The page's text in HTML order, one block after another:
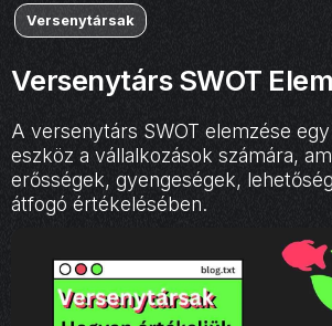
Versenytársak
Versenytárs SWOT
A versenytárs SWOT elemzése
eszköz a vállalkozások számára,
erősségek, gyengeségek,
átfogó értékelésében.